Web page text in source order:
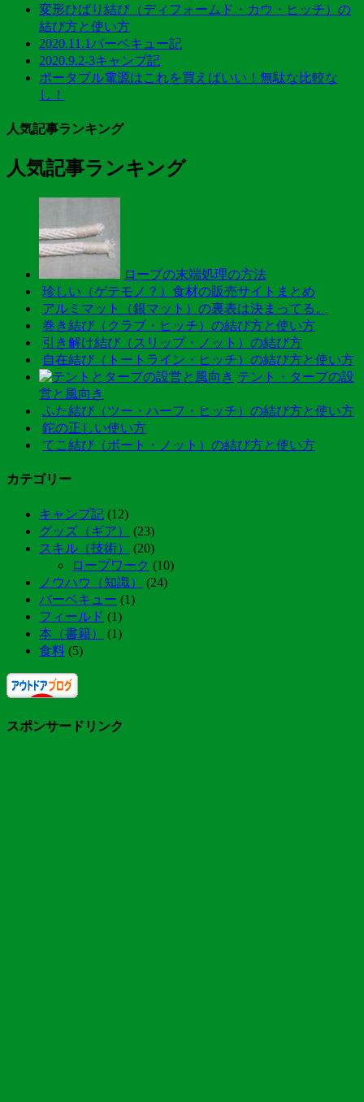
変形ひばり結び（ディフォームド・カウ・ヒッチ）の
結び方と使い方
2020.11.1バーベキュー記
2020.9.2-3キャンプ記
ポータブル電源はこれを買えばいい！無駄な比較な
し！
人気記事ランキング
人気記事ランキング
ロープの末端処理の方法
珍しい（ゲテモノ？）食材の販売サイトまとめ
アルミマット（銀マット）の裏表は決まってる。
巻き結び（クラブ・ヒッチ）の結び方と使い方
引き解け結び（スリップ・ノット）の結び方
自在結び（トートライン・ヒッチ）の結び方と使い方
テント・タープの設
営と風向き
ふた結び（ツー・ハーフ・ヒッチ）の結び方と使い方
鉈の正しい使い方
てこ結び（ボート・ノット）の結び方と使い方
カテゴリー
キャンプ記 (12)
グッズ（ギア）
(23)
スキル（技術）
(20)
ロープワーク (10)
ノウハウ（知識）
(24)
バーベキュー (1)
フィールド (1)
本（書籍）
(1)
食料 (5)
スポンサードリンク